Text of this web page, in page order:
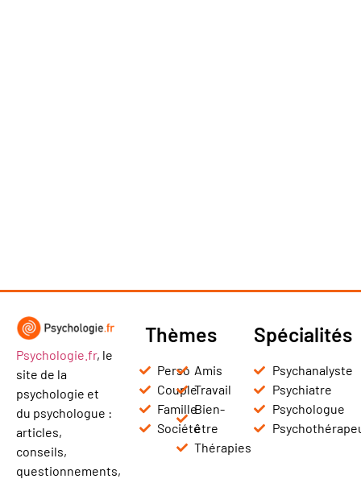
Psychologie.fr, le
site de la
psychologie et
du psychologue :
articles,
conseils,
questionnements,
Thèmes
Perso
Couple
Famille
Société
Amis
Travail
Bien-
être
Thérapies
Spécialités
Psychanalyste
Psychiatre
Psychologue